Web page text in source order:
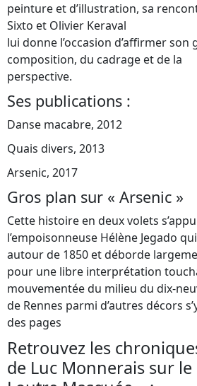
peinture et d’illustration, sa
Sixto et Olivier Keraval
lui donne l’occasion d’affirmer son
composition, du cadrage et de la
perspective.
Ses publications :
Danse macabre, 2012
Quais divers, 2013
Arsenic, 2017
Gros plan sur « Arsenic »
Cette histoire en deux volets
l’empoisonneuse Hélène Jegado
autour de 1850 et déborde
pour une libre interprétation
mouvementée du milieu du dix-
de Rennes parmi d’autres décors
des pages
Retrouvez les
de Luc Monnerais sur le